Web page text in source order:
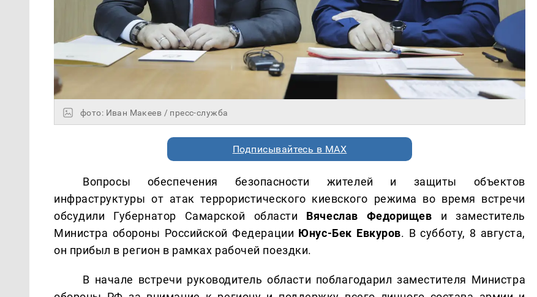
фото: Иван Макеев / пресс-служба
Подписывайтесь в MAX
Вопросы обеспечения безопасности жителей и защиты объектов
инфраструктуры от атак террористического киевского режима во время встречи
обсудили Губернатор Самарской области Вячеслав Федорищев и заместитель
Министра обороны Российской Федерации Юнус-Бек Евкуров. В субботу, 8 августа,
он прибыл в регион в рамках рабочей поездки.
В начале встречи руководитель области поблагодарил заместителя Министра